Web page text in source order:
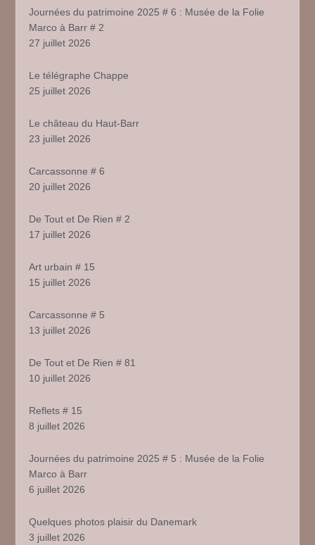
Journées du patrimoine 2025 # 6 : Musée de la Folie
Marco à Barr # 2
27 juillet 2026
Le télégraphe Chappe
25 juillet 2026
Le château du Haut-Barr
23 juillet 2026
Carcassonne # 6
20 juillet 2026
De Tout et De Rien # 2
17 juillet 2026
Art urbain # 15
15 juillet 2026
Carcassonne # 5
13 juillet 2026
De Tout et De Rien # 81
10 juillet 2026
Reflets # 15
8 juillet 2026
Journées du patrimoine 2025 # 5 : Musée de la Folie
Marco à Barr
6 juillet 2026
Quelques photos plaisir du Danemark
3 juillet 2026